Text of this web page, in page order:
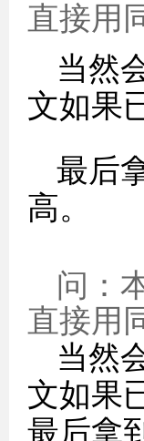
直接用
当然
文如果
最后
高。
问：
直接用
当然
文如果
最后拿